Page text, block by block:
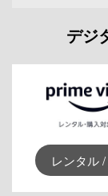
デジ
レンタル /